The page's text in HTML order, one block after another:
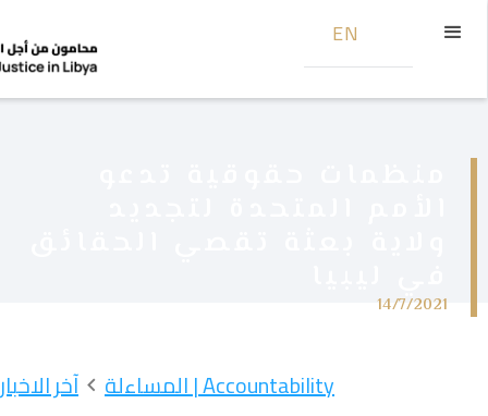
EN
14/7/2021
آخر الاخبار Accountability | المساءلة